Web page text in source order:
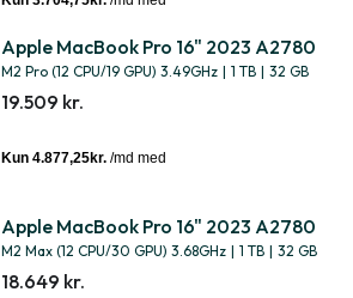
Apple MacBook Pro 16" 2023 A2780
M2 Pro (12 CPU/19 GPU) 3.49GHz | 1 TB | 32 GB
19.509 kr.
Apple MacBook Pro 16" 2023 A2780
M2 Max (12 CPU/30 GPU) 3.68GHz | 1 TB | 32 GB
18.649 kr.